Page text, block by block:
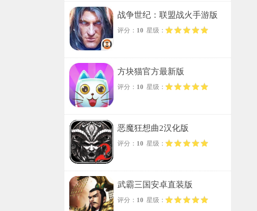
战争世纪：联盟战火手游版
评分： 10 星级：
方块猫官方最新版
评分： 10 星级：
恶魔狂想曲2汉化版
评分： 10 星级：
武霸三国安卓直装版
评分： 10 星级：